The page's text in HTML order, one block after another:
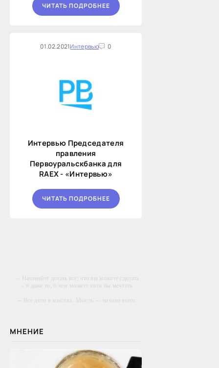
ЧИТАТЬ ПОДРОБНЕЕ
01.02.2021Интервью 0
Интервью Председателя
правления
Первоуральскбанка для
RAEX - «Интервью»
ЧИТАТЬ ПОДРОБНЕЕ
-- Начинайте делать все, что вы можете сделать
– и даже то, о чем можете хотя бы мечтать.
-- Все дело в мыслях. Мысль — начало всего.
придумали.
-- Самое большое богатство — это ум. Самая
МНЕНИЕ